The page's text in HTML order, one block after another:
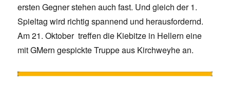
ersten Gegner stehen auch fast. Und gleich der 1.
Spieltag wird richtig spannend und herausfordernd.
Am 21. Oktober treffen die Kiebitze in Hellern eine
mit GMern gespickte Truppe aus Kirchweyhe an.